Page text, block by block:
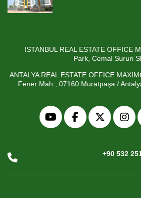
ISTANBUL REAL ESTATE OFFICE
Park, Cemal Sururi
ANTALYA REAL ESTATE OFFICE
Fener Mah., 07160 Muratpaşa /